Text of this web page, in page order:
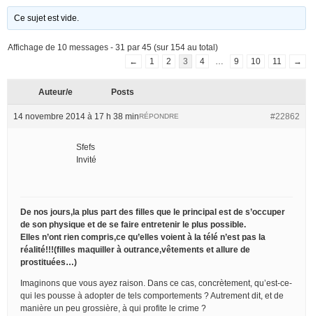
Ce sujet est vide.
Affichage de 10 messages - 31 par 45 (sur 154 au total)
←
1 2 3 4 9 10 11 →
Auteur/e Posts
14 novembre 2014 à 17 h 38 min #22862
RÉPONDRE
Sfefs
Invité
De nos jours,la plus part des filles que le principal est de s’occuper
de son physique et de se faire entretenir le plus possible.
Elles n’ont rien compris,ce qu’elles voient à la télé n’est pas la
réalité!!!(filles maquiller à outrance,vêtements et allure de
prostituées…)
Imaginons que vous ayez raison. Dans ce cas, concrètement, qu’est-ce-
qui les pousse à adopter de tels comportements ? Autrement dit, et de
manière un peu grossière, à qui profite le crime ?